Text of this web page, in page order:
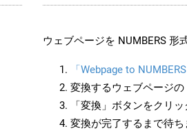
ウェブページを NUMBERS
「Webpage to
変換するウェブページ
「変換」ボタンをクリ
変換が完了するまで待ち